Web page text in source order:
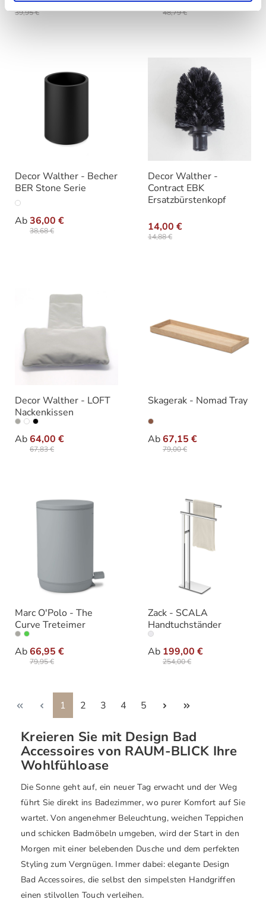
39,95 € 48,79 €
Decor Walther - Becher
BER Stone Serie
Ab36,00 €
38,68 €
Farbe
Decor Walther -
Contract EBK
Ersatzbürstenkopf
14,00 €
14,88 €
Decor Walther - LOFT
Nackenkissen
Ab64,00 €
67,83 €
Ausführung
Skagerak - Nomad Tray
Ab67,15 €
79,00 €
Ausführung
Marc O'Polo - The
Curve Treteimer
Ab66,95 €
79,95 €
Varianten
Zack - SCALA
Handtuchständer
Ab 199,00 €
254,00 €
Varianten
Seite
1 Seite
2 Seite
3 Seite
4 Seite
5
Kreieren Sie mit Design Bad
Accessoires von RAUM-BLICK Ihre
Wohlfühloase
Die Sonne geht auf, ein neuer Tag erwacht und der Weg
führt Sie direkt ins Badezimmer, wo purer Komfort auf Sie
wartet. Von angenehmer Beleuchtung, weichen Teppichen
und schicken Badmöbeln umgeben, wird der Start in den
Morgen mit einer belebenden Dusche und dem perfekten
Styling zum Vergnügen. Immer dabei: elegante Design
Bad Accessoires, die selbst den simpelsten Handgriffen
einen stilvollen Touch verleihen.